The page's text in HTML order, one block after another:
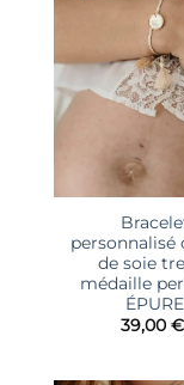
personnalisé
de soie
médaille
ÉPURE
39,00 €